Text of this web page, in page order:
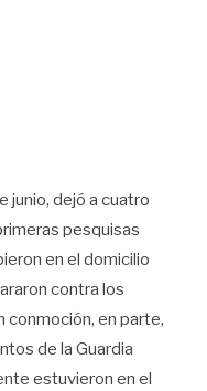
junio, dejó a cuatro
pesquisas
en el domicilio
contra los
conmoción, en parte,
de la Guardia
estuvieron en el